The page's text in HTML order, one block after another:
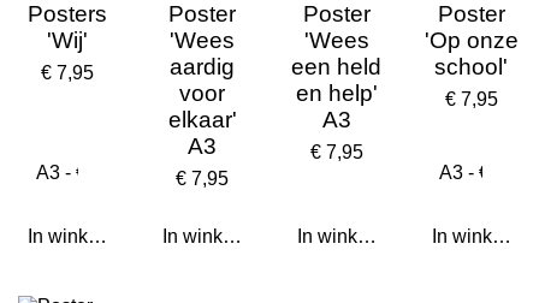
Posters
'Wij'
€ 7,95
In winkelwagen
Poster
'Wees
aardig
voor
elkaar'
A3
€ 7,95
In winkelwagen
Poster
'Wees
een held
en help'
A3
€ 7,95
In winkelwagen
Poster
'Op onze
school'
€ 7,95
In